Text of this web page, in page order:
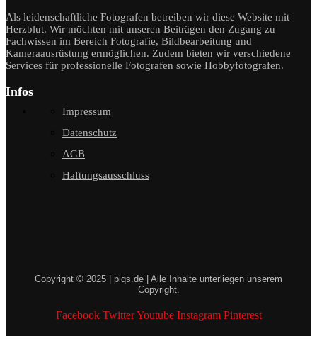
Als leidenschaftliche Fotografen betreiben wir diese Website mit
Herzblut. Wir möchten mit unseren Beiträgen den Zugang zu
Fachwissen im Bereich Fotografie, Bildbearbeitung und
Kameraausrüstung ermöglichen. Zudem bieten wir verschiedene
Services für professionelle Fotografen sowie Hobbyfotografen.
Infos
Impressum
Datenschutz
AGB
Haftungsausschluss
Copyright © 2025 | piqs.de | Alle Inhalte unterliegen unserem
Copyright.
Facebook Twitter Youtube Instagram Pinterest